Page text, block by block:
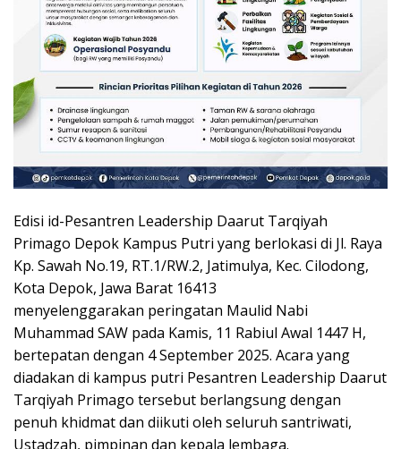
Edisi id-Pesantren Leadership Daarut Tarqiyah
Primago Depok Kampus Putri yang berlokasi di Jl. Raya
Kp. Sawah No.19, RT.1/RW.2, Jatimulya, Kec. Cilodong,
Kota Depok, Jawa Barat 16413
menyelenggarakan peringatan Maulid Nabi
Muhammad SAW pada Kamis, 11 Rabiul Awal 1447 H,
bertepatan dengan 4 September 2025. Acara yang
diadakan di kampus putri Pesantren Leadership Daarut
Tarqiyah Primago tersebut berlangsung dengan
penuh khidmat dan diikuti oleh seluruh santriwati,
Ustadzah, pimpinan dan kepala lembaga.